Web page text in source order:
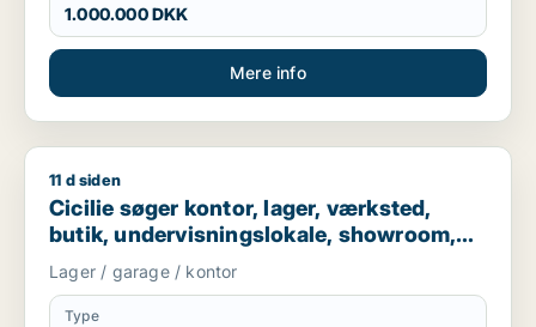
1.000.000 DKK
Mere info
Cicilie søger kontor, lager, værksted, butik,
11 d siden
Cicilie søger kontor, lager, værksted,
butik, undervisningslokale, showroom,
erhvervsgrund, produktionslokaler eller
garage til leje i Region Sjælland eller
Nordsjælland
Lager / garage / kontor
Type